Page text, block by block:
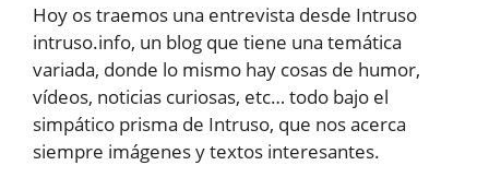
Hoy os traemos una entrevista desde Intruso
intruso.info, un blog que tiene una temática
variada, donde lo mismo hay cosas de humor,
vídeos, noticias curiosas, etc… todo bajo el
simpático prisma de Intruso, que nos acerca
siempre imágenes y textos interesantes.